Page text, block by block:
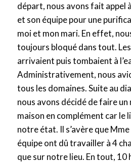
départ, nous avons fait appel
et son équipe pour une
moi et mon mari. En effet,
toujours bloqué dans tout.
arrivaient puis tombaient à
Administrativement, nous
tous les domaines. Suite au
nous avons décidé de faire
maison en complément car le
notre état. Il s’avère que
équipe ont dû travailler à 4
que sur notre lieu. En tout, 10